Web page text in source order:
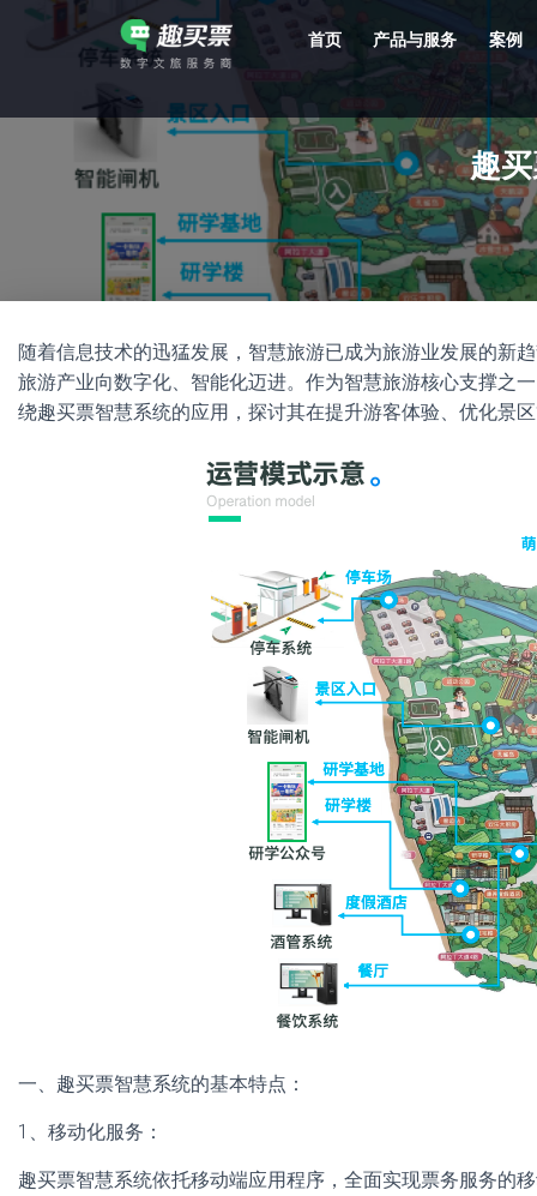
首页 产品与服务 案例
趣
随着信息技术的迅猛发展，智慧旅游已成为旅游业发展的新
旅游产业向数字化、智能化迈进。作为智慧旅游核心支撑之
绕趣买票智慧系统的应用，探讨其在提升游客体验、优化景
一、趣买票智慧系统的基本特点：
1、移动化服务：
趣买票智慧系统依托移动端应用程序，全面实现票务服务的